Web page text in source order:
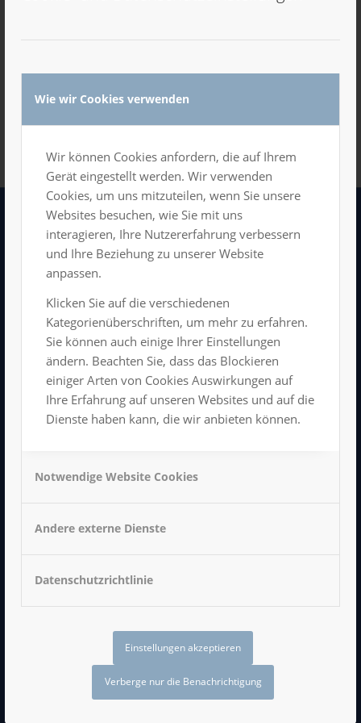
Wie wir Cookies verwenden
Wir können Cookies anfordern, die auf Ihrem
Gerät eingestellt werden. Wir verwenden
Cookies, um uns mitzuteilen, wenn Sie unsere
Websites besuchen, wie Sie mit uns
interagieren, Ihre Nutzererfahrung verbessern
und Ihre Beziehung zu unserer Website
anpassen.
Klicken Sie auf die verschiedenen
Kategorienüberschriften, um mehr zu erfahren.
Sie können auch einige Ihrer Einstellungen
ändern. Beachten Sie, dass das Blockieren
einiger Arten von Cookies Auswirkungen auf
Ihre Erfahrung auf unseren Websites und auf die
Dienste haben kann, die wir anbieten können.
Notwendige Website Cookies
Andere externe Dienste
Datenschutzrichtlinie
Einstellungen akzeptieren
Verberge nur die Benachrichtigung
LUXOR GmbH
Kongress- und Veranstaltungszentrum
Hartmannstraße 11
09111 Chemnitz
Tel: 0371/666 198 11
info@luxor-chemnitz.de
AGB
LUXOR BEI FACEBOOK